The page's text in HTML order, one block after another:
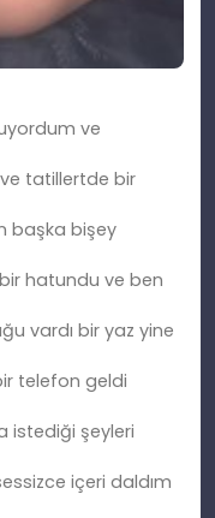
ve
ve tatillertde bir
başka bişey
bir hatundu ve ben
vardı bir yaz yine
telefon geldi
istediği şeyleri
içeri daldım